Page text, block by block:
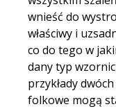
wnieść do
właściwy i
co do tego w
dany typ
przykłady
folkowe mogą